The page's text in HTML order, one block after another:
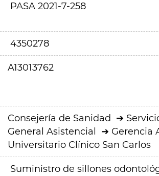
PASA 2021-7-258
4350278
A13013762
Consejería de Sanidad
General Asistencial
Gerencia
Universitario Clínico San Carlos
Suministro de sillones